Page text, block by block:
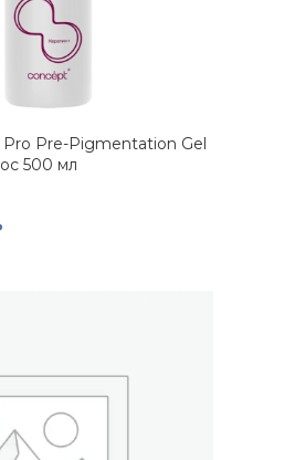
Pro Pre-Pigmentation Gel
500 мл